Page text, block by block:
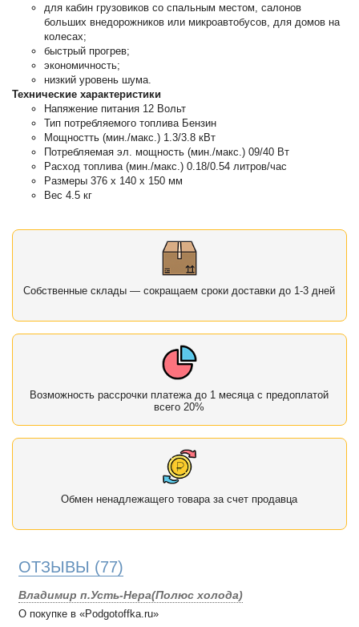
для кабин грузовиков со спальным местом, салонов
больших внедорожников или микроавтобусов, для домов на
колесах;
быстрый прогрев;
экономичность;
низкий уровень шума.
Технические характеристики
Напяжение питания 12 Вольт
Тип потребляемого топлива Бензин
Мощностть (мин./макс.) 1.3/3.8 кВт
Потребляемая эл. мощность (мин./макс.) 09/40 Вт
Расход топлива (мин./макс.) 0.18/0.54 литров/час
Размеры 376 х 140 х 150 мм
Вес 4.5 кг
Собственные склады — сокращаем сроки доставки до 1-3 дней
Возможность рассрочки платежа до 1 месяца с предоплатой
всего 20%
Обмен ненадлежащего товара за счет продавца
ОТЗЫВЫ (77)
Владимир п.Усть-Нера(Полюс холода)
О покупке в «Podgotoffka.ru»